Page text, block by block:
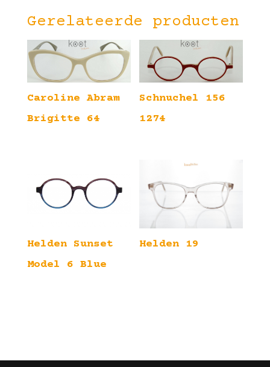
Gerelateerde producten
Caroline Abram
Brigitte 64
Schnuchel 156
1274
Helden Sunset
Model 6 Blue
Helden 19